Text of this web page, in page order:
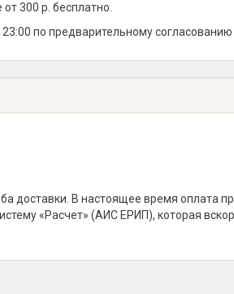
300 р. бесплатно.
по предварительному согласованию
доставки. В настоящее время оплата
«Расчет» (АИС ЕРИП), которая